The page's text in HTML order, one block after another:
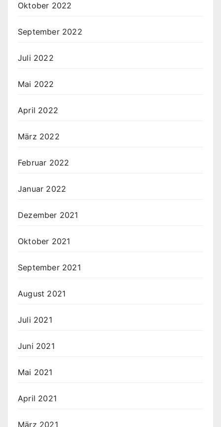
Oktober 2022
September 2022
Juli 2022
Mai 2022
April 2022
März 2022
Februar 2022
Januar 2022
Dezember 2021
Oktober 2021
September 2021
August 2021
Juli 2021
Juni 2021
Mai 2021
April 2021
März 2021